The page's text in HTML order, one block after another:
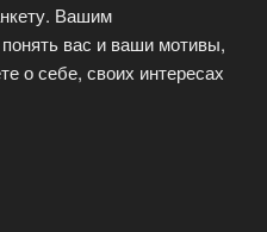
Вашим
вас и ваши мотивы,
о себе, своих интересах